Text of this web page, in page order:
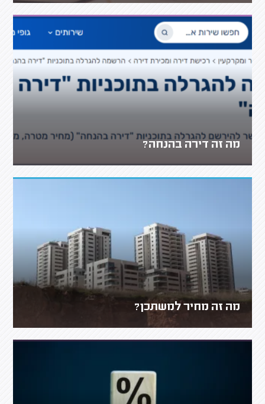
מה זה דירה בהנחה?
מה זה מחיר למשתכן?